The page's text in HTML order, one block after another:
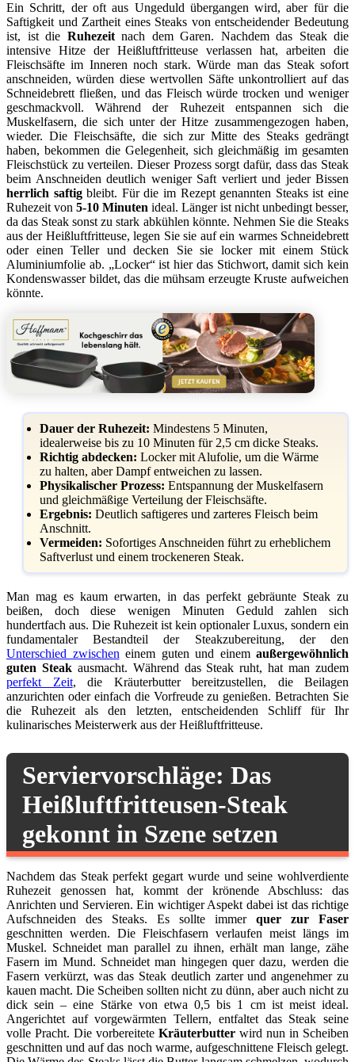
Ein Schritt, der oft aus Ungeduld übergangen wird, aber für die
Saftigkeit und Zartheit eines Steaks von entscheidender Bedeutung
ist, ist die Ruhezeitnach dem Garen. Nachdem das Steak die
intensive Hitze der Heißluftfritteuse verlassen hat, arbeiten die
Fleischsäfte im Inneren noch stark. Würde man das Steak sofort
anschneiden, würden diese wertvollen Säfte unkontrolliert auf das
Schneidebrett fließen, und das Fleisch würde trocken und weniger
geschmackvoll. Während der Ruhezeit entspannen sich die
Muskelfasern, die sich unter der Hitze zusammengezogen haben,
wieder. Die Fleischsäfte, die sich zur Mitte des Steaks gedrängt
haben, bekommen die Gelegenheit, sich gleichmäßig im gesamten
Fleischstück zu verteilen. Dieser Prozess sorgt dafür, dass das Steak
beim Anschneiden deutlich weniger Saft verliert und jeder Bissen
herrlich saftigbleibt. Für die im Rezept genannten Steaks ist eine
Ruhezeit von 5-10 Minuten ideal. Länger ist nicht unbedingt besser,
da das Steak sonst zu stark abkühlen könnte. Nehmen Sie die Steaks
aus der Heißluftfritteuse, legen Sie sie auf ein warmes Schneidebrett
oder einen Teller und decken Sie sie locker mit einem Stück
Aluminiumfolie ab. „Locker“ ist hier das Stichwort, damit sich kein
Kondenswasser bildet, das die mühsam erzeugte Kruste aufweichen
könnte.
Dauer der Ruhezeit: Mindestens 5 Minuten,
idealerweise bis zu 10 Minuten für 2,5 cm dicke Steaks.
Richtig abdecken: Locker mit Alufolie, um die Wärme
zu halten, aber Dampf entweichen zu lassen.
Physikalischer Prozess: Entspannung der Muskelfasern
und gleichmäßige Verteilung der Fleischsäfte.
Ergebnis: Deutlich saftigeres und zarteres Fleisch beim
Anschnitt.
Vermeiden: Sofortiges Anschneiden führt zu erheblichem
Saftverlust und einem trockeneren Steak.
Man mag es kaum erwarten, in das perfekt gebräunte Steak zu
beißen, doch diese wenigen Minuten Geduld zahlen sich
hundertfach aus. Die Ruhezeit ist kein optionaler Luxus, sondern ein
fundamentaler Bestandteil der Steakzubereitung, der den
Unterschied zwischen einem guten und einem außergewöhnlich
guten Steakausmacht. Während das Steak ruht, hat man zudem
perfekt Zeit, die Kräuterbutter bereitzustellen, die Beilagen
anzurichten oder einfach die Vorfreude zu genießen. Betrachten Sie
die Ruhezeit als den letzten, entscheidenden Schliff für Ihr
kulinarisches Meisterwerk aus der Heißluftfritteuse.
Serviervorschläge: Das
Heißluftfritteusen-Steak
gekonnt in Szene setzen
Nachdem das Steak perfekt gegart wurde und seine wohlverdiente
Ruhezeit genossen hat, kommt der krönende Abschluss: das
Anrichten und Servieren. Ein wichtiger Aspekt dabei ist das richtige
Aufschneiden des Steaks. Es sollte immer quer zur Faser
geschnitten werden. Die Fleischfasern verlaufen meist längs im
Muskel. Schneidet man parallel zu ihnen, erhält man lange, zähe
Fasern im Mund. Schneidet man hingegen quer dazu, werden die
Fasern verkürzt, was das Steak deutlich zarter und angenehmer zu
kauen macht. Die Scheiben sollten nicht zu dünn, aber auch nicht zu
dick sein – eine Stärke von etwa 0,5 bis 1 cm ist meist ideal.
Angerichtet auf vorgewärmten Tellern, entfaltet das Steak seine
volle Pracht. Die vorbereitete Kräuterbutter wird nun in Scheiben
geschnitten und auf das noch warme, aufgeschnittene Fleisch gelegt.